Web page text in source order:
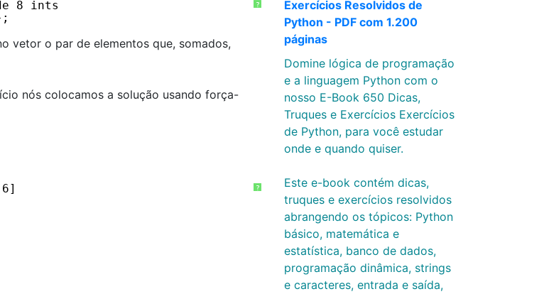
?
8 ints
vetor o par de elementos que, somados,
nós colocamos a solução usando força-
?
Exercícios Resolvidos de
Python - PDF com 1.200
páginas
Domine lógica de programação
e a linguagem Python com o
nosso E-Book 650 Dicas,
Truques e Exercícios Exercícios
de Python, para você estudar
onde e quando quiser.
Este e-book contém dicas,
truques e exercícios resolvidos
abrangendo os tópicos: Python
básico, matemática e
estatística, banco de dados,
programação dinâmica, strings
e caracteres, entrada e saída,